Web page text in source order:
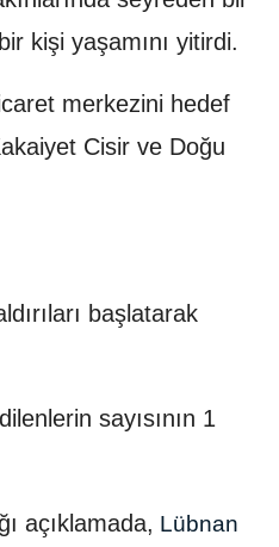
kişi yaşamını yitirdi.
merkezini hedef
Cisir ve Doğu
başlatarak
sayısının 1
açıklamada, Lübnan